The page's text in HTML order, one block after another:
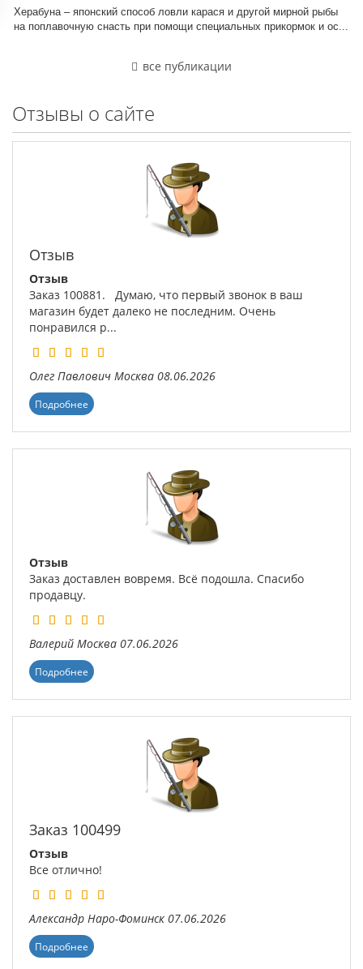
Херабуна – японский способ ловли карася и другой мирной рыбы
на поплавочную снасть при помощи специальных прикормок и ос...
все публикации
Отзывы о сайте
Отзыв
Отзыв
Заказ 100881. Думаю, что первый звонок в ваш
магазин будет далеко не последним. Очень
понравился р...
Олег Павлович Москва 08.06.2026
Подробнее
Отзыв
Заказ доставлен вовремя. Всё подошла. Спасибо
продавцу.
Валерий Москва 07.06.2026
Подробнее
Заказ 100499
Отзыв
Все отлично!
Александр Наро-Фоминск 07.06.2026
Подробнее